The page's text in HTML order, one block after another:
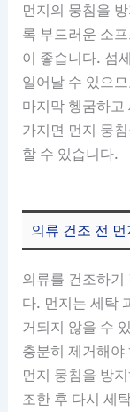
먼지의 뭉침을
록 부드러운 소
이 좋습니다. 섬
일어날 수 있으
마지막 헹굼하
가지면 먼지 뭉
할 수 있습니다.
의류 건조 전 먼
의류를 건조하기
다. 먼지는 세탁
거되지 않을 수
충분히 제거해야
먼지 뭉침을 방
조한 후 다시 세